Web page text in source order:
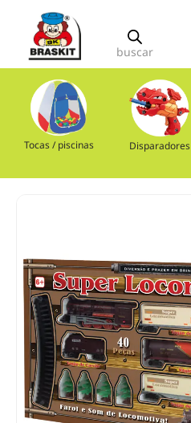
buscar
Tocas / piscinas Disparadores